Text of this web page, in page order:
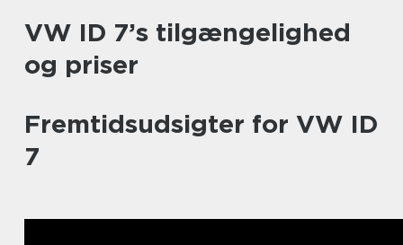
VW ID 7’s tilgængelighed
og priser
Fremtidsudsigter for VW ID
7